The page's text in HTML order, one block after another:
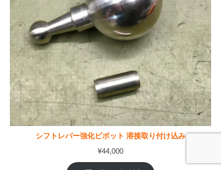
シフトレバー強化ピボット 溶接取り付け込み
¥44,000